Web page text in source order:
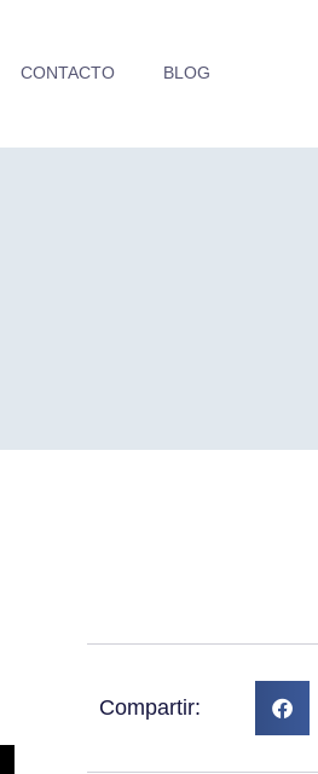
CONTACTO BLOG
Compartir: